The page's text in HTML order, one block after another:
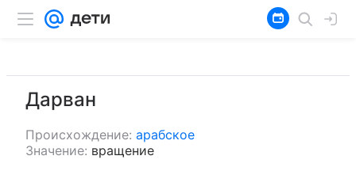
Дарван
Происхождение: арабское
Значение: вращение